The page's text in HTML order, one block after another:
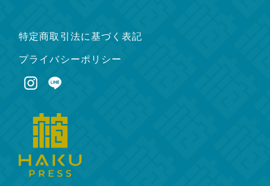
特定商取引法に基づく表記
プライバシーポリシー